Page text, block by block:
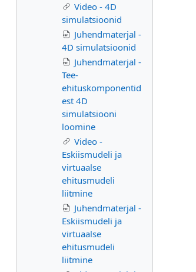
Video - 4D
simulatsioonid
Juhendmaterjal -
4D simulatsioonid
Juhendmaterjal -
Tee-
ehituskomponentid
est 4D
simulatsiooni
loomine
Video -
Eskiismudeli ja
virtuaalse
ehitusmudeli
liitmine
Juhendmaterjal -
Eskiismudeli ja
virtuaalse
ehitusmudeli
liitmine